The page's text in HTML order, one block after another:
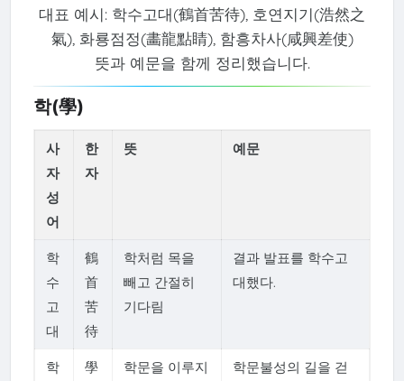
대표 예시: 학수고대(鶴首苦待), 호연지기(浩然之
氣), 화룡점정(畵龍點睛), 함흥차사(咸興差使)
뜻과 예문을 함께 정리했습니다.
학(學)
사
자
성
어
한
자
뜻 예문
학
수
고
대
鶴
首
苦
待
학처럼 목을
빼고 간절히
기다림
결과 발표를 학수고
대했다.
학
學
학문을 이루지
학문불성의 길을 걷